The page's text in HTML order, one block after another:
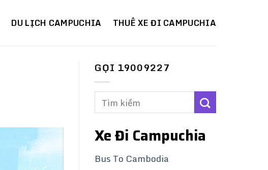
DU LỊCH CAMPUCHIA THUÊ XE ĐI CAMPUCHIA
GỌI 19009227
Xe Đi Campuchia
Bus To Cambodia